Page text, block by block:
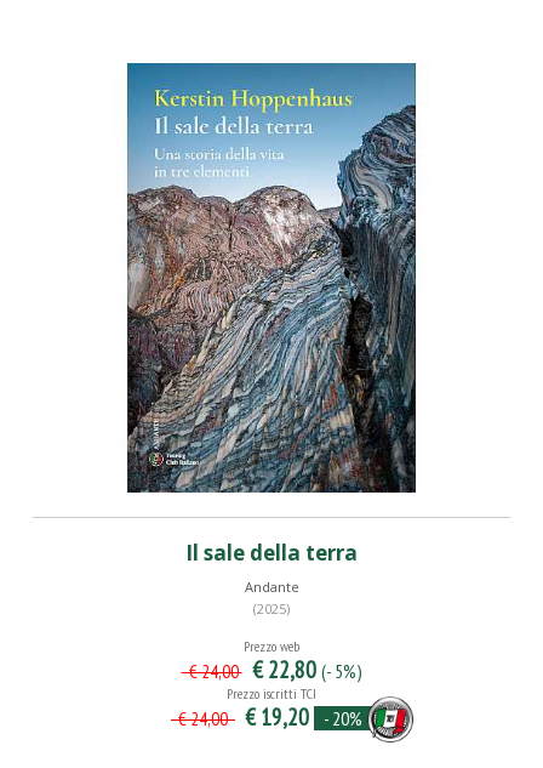
Il sale della terra
Andante
(2025)
Prezzo web
€ 24,00 € 22,80 (- 5%)
Prezzo iscritti TCI
€ 24,00 € 19,20 - 20%